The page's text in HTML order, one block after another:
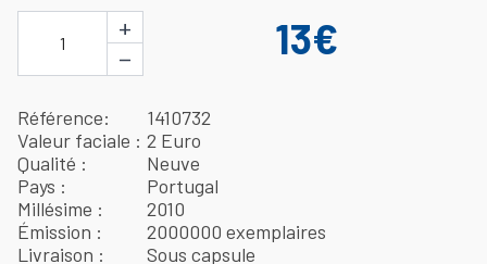
1
+
−
13€
Référence
1410732
Valeur faciale
2 Euro
Qualité
Neuve
Pays
Portugal
Millésime
2010
Émission
2000000 exemplaires
Livraison
Sous capsule